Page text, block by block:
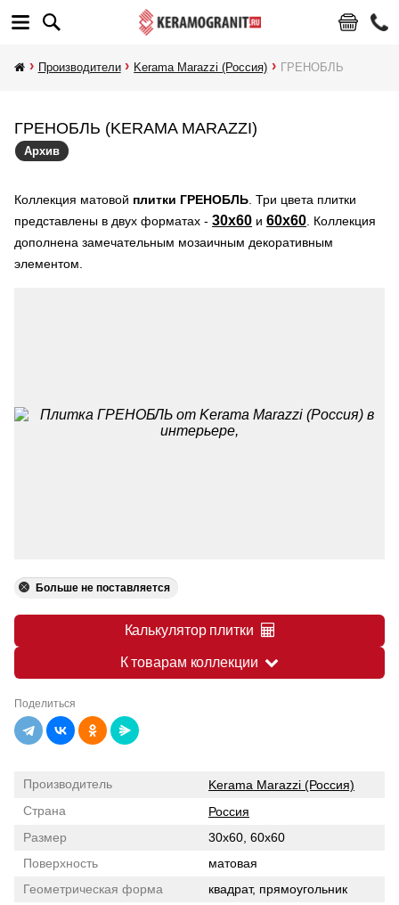
Производители Kerama Marazzi (Россия) ГРЕНОБЛЬ
ГРЕНОБЛЬ (KERAMA MARAZZI)
Архив
Коллекция матовой плитки ГРЕНОБЛЬ . Три цвета плитки
представлены в двух форматах - 30х60 и 60х60 . Коллекция
дополнена замечательным мозаичным декоративным
элементом.
Больше не поставляется
Калькулятор плитки
К товарам коллекции
Поделиться
Производитель
Kerama Marazzi (Россия)
Страна
Россия
Размер
30x60, 60x60
Поверхность
матовая
Геометрическая форма
квадрат, прямоугольник